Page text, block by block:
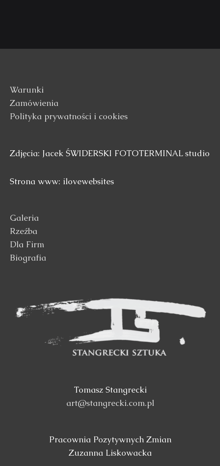
Warunki
Zamówienia
Polityka prywatności i cookies
Zdjęcia: Jacek ŚWIDERSKI FOTOTERMINAL studio
Strona www: ilovewebsites
Galeria
Rzeźba
Dla Firm
Biografia
Tomasz Stangrecki
art@stangrecki.com.pl
Pracownia Pozytywnych Zmian
Zuzanna Liskowacka